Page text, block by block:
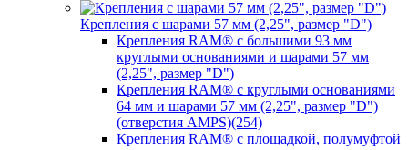
Крепления с шарами 57 мм (2,25", размер "D")
Крепления RAM® с большими 93 мм
круглыми основаниями и шарами 57 мм
(2,25", размер "D")
Крепления RAM® с круглыми основаниями
64 мм и шарами 57 мм (2,25", размер "D")
(отверстия AMPS)(254)
Крепления RAM® с площадкой, полумуфтой